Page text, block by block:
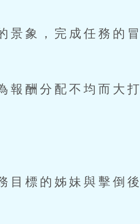
象，完成任務的冒
酬分配不均而大打
標的姊妹與擊倒後